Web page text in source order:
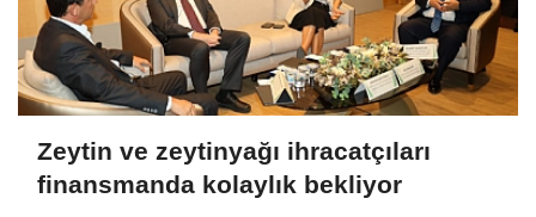
Zeytin ve zeytinyağı ihracatçıları
finansmanda kolaylık bekliyor